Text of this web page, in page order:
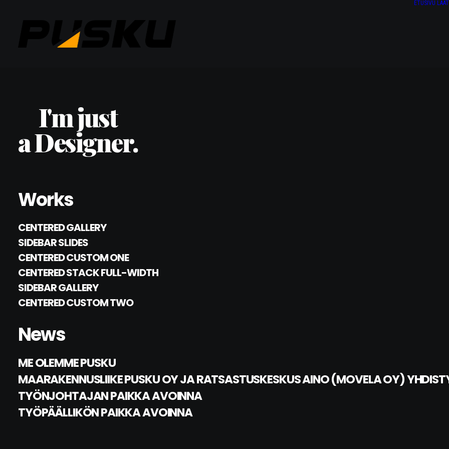
ETUSIVU
I'm just
a Designer.
Works
CENTERED GALLERY
SIDEBAR SLIDES
CENTERED CUSTOM ONE
CENTERED STACK FULL-WIDTH
SIDEBAR GALLERY
CENTERED CUSTOM TWO
News
ME OLEMME PUSKU
MAARAKENNUSLIIKE PUSKU OY JA RATSASTUSKESKUS AINO (MOVELA OY)
TYÖNJOHTAJAN PAIKKA AVOINNA
TYÖPÄÄLLIKÖN PAIKKA AVOINNA